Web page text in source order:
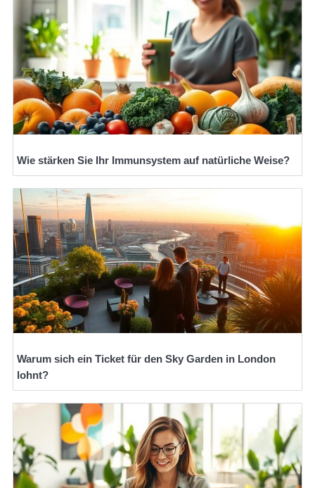
Wie stärken Sie Ihr Immunsystem auf natürliche Weise?
Warum sich ein Ticket für den Sky Garden in London
lohnt?